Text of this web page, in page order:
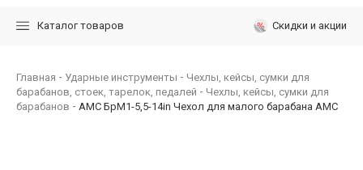
Каталог товаров Скидки и акции
Главная Ударные инструменты
Чехлы, кейсы, сумки для
барабанов, стоек, тарелок, педалей
Чехлы, кейсы, сумки для
барабанов
AMC БрМ1-5,5-14in Чехол для малого барабана АМС